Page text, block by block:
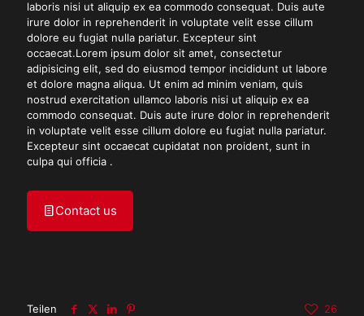
laboris nisi ut aliquip ex ea commodo consequat. Duis aute
irure dolor in reprehenderit in voluptate velit esse cillum
dolore eu fugiat nulla pariatur. Excepteur sint
occaecat.Lorem ipsum dolor sit amet, consectetur
adipisicing elit, sed do eiusmod tempor incididunt ut labore
et dolore magna aliqua. Ut enim ad minim veniam, quis
nostrud exercitation ullamco laboris nisi ut aliquip ex ea
commodo consequat. Duis aute irure dolor in reprehenderit
in voluptate velit esse cillum dolore eu fugiat nulla pariatur.
Excepteur sint occaecat cupidatat non proident, sunt in
culpa qui officia .
Contact us
Teilen 26